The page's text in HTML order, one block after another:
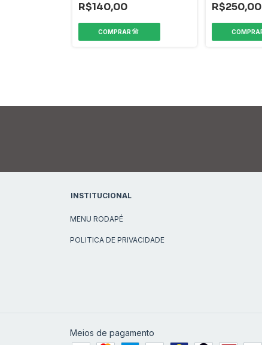
R$140,00 R$250,00
INSTITUCIONAL
MENU RODAPÉ
POLITICA DE PRIVACIDADE
Meios de pagamento